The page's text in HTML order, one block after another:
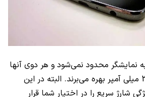
نمایشگر محدود نمی‌شود و هر دوی آنها
از باتری با ظرفیت 3000 میلی آمپر بهره می‌برند. البته در این
شارژ سریع را در اختیار شما قرار